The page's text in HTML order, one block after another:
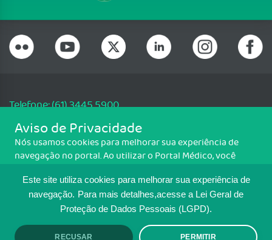
Este site utiliza cookies para melhorar sua experiência de
navegação. Para mais detalhes,acesse a Lei Geral de
Proteção de Dados Pessoais (LGPD).
RECUSAR PERMITIR
Telefone: (61) 3445 5900
Email: cfm@portalmedico.org.br
SGAS 616, Conjunto D, Lote 115, L2 Sul, Brasília/DF - CEP: 70200-760 -
CNPJ: 33.583.550/0001-30
MAPA DO SITE
TRANSPARÊNCIA E PRESTAÇÃO DE
Aviso de Privacidade
Nós usamos cookies para melhorar sua experiência de
navegação no portal. Ao utilizar o Portal Médico, você
Para ter mais informações sobre como isso é feito, acesse
Política de cookies. Se você concorda, clique em ACEITO.